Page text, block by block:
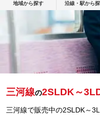
三河線の2SLDK～
三河線で販売中の2SLDK～
地域から探す 沿線・駅から